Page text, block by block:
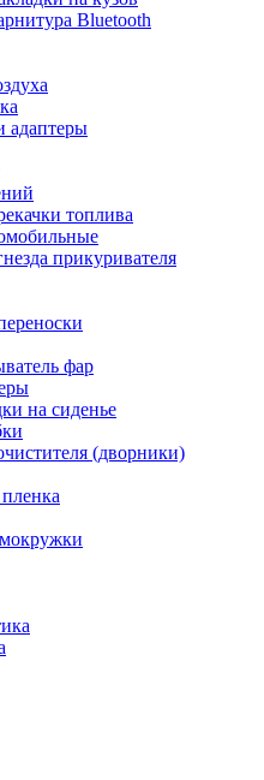
Bluetooth
адаптеры
топлива
прикуривателя
фар
на сиденье
(дворники)